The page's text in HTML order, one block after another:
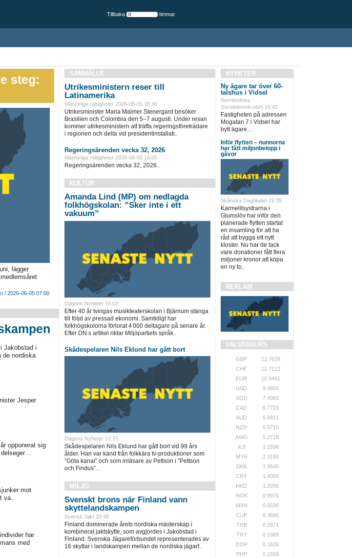
Tillbaka timmar
steg:
lägger
/ 2026-06-05 07:00
Jakobstad i
de nordiska
Jesper
opponerat sig
..
mot
har
med
SAMHÄLLE
Utrikesministern reser till
Latinamerika
Mänskliga rättigheter 2026-08-05 16:36
Utrikesminister Maria Malmer Stenergard besöker
Brasilien och Colombia den 5–7 augusti. Under resan
kommer utrikesministern att träffa regeringsföreträdare
i regionen och delta vid presidentinstallati..
Regeringsärenden vecka 32, 2026
Mänskliga rättigheter 2026-08-05 16:05
Regeringsärenden vecka 32, 2026..
KULTUR
Amanda Lind (MP) om nedlagda
folkhögskolan: ”Sker inte i ett
vakuum”
Dagens Nyheter 15:03
Efter 40 år tvingas musikteaterskolan i Bjärnum stänga
till följd av pressad ekonomi. Samtidigt har
folkhögskolorna förlorat 4 000 deltagare på senare år.
Efter DN:s artikel riktar Miljöpartiets språk..
Skådespelaren Nils Eklund har gått bort
Dagens Nyheter 12:15
Skådespelaren Nils Eklund har gått bort vid 99 års
ålder. Han var känd från folkkära tv-produktioner som
”Göta kanal” och som inläsare av Pettson i ”Pettson
och Findus”...
MILJÖ
Svenskt brons när Finland vann
skyttelandskampen
Svensk Jakt 10:48
Finland dominerade årets nordiska mästerskap i
kombinerat jaktskytte, som avgjordes i Jakobstad i
Finland. Svenska Jägareförbundet representerades av
16 skyttar i landskampen mellan de nordiska jägarf..
NYHETER
Ny ägare tar över 60-
talshus i Vidsel
Norrländska
Socialdemokraten 15:41
Fastigheten på adressen
Mogatan 7 i Vidsel har
bytt ägare...
Inför flytten – nunnorna
har fått miljonbelopp i
gåvor
Skånska Dagbladet 15:35
Karmelitsystrarna i
Glumslöv har inför den
planerade flytten startat
en insamling för att ha
råd att bygga ett nytt
kloster. Nu har de tack
vare donationer fått flera
miljoner kronor att köpa
en ny to..
REKLAM
VALUTAKURS
GBP
12.7628
CHF
11.7112
EUR
10.9441
USD
9.4893
SGD
7.4081
CAD
6.7723
AUD
6.6811
NZD
5.5710
AWG
5.2718
ILS
3.1596
MYR
2.3199
DKK
1.4640
CNY
1.4060
HKD
1.2096
NOK
0.9975
MXN
0.5530
CUP
0.3685
THB
0.2871
TRY
0.1989
DOP
0.1626
PHP
0.1559